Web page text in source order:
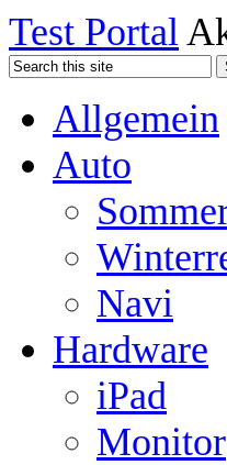
Test Portal
Allgemein
Auto
Navi
Hardware
iPad
Monitor